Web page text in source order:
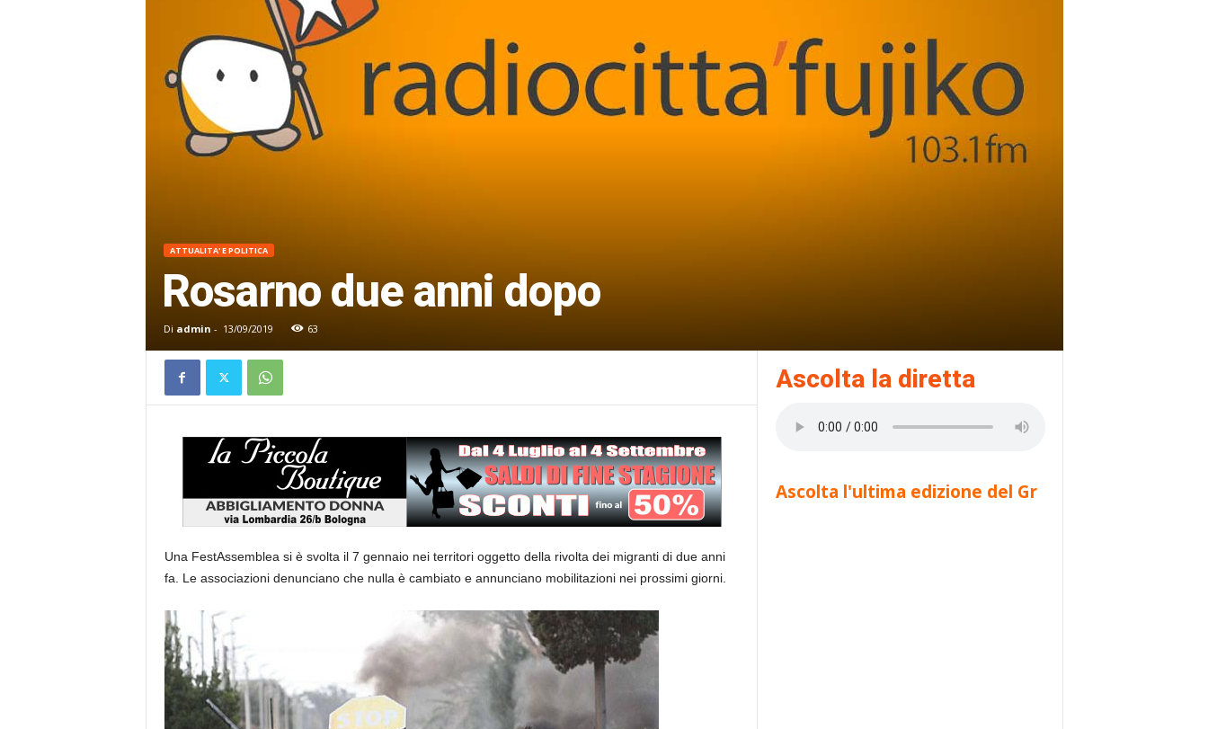
ATTUALITA' E POLITICA
Rosarno due anni dopo
Di admin - 13/09/2019 63
Una FestAssemblea si è svolta il 7 gennaio nei territori oggetto della rivolta dei migranti di due anni
fa. Le associazioni denunciano che nulla è cambiato e annunciano mobilitazioni nei prossimi giorni.
Ascolta la diretta
Ascolta l'ultima edizione del Gr